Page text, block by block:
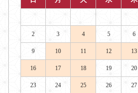
2 3 4 5 6
9 10 11 12 13
16 17 18 19 20
23 24 25 26 27